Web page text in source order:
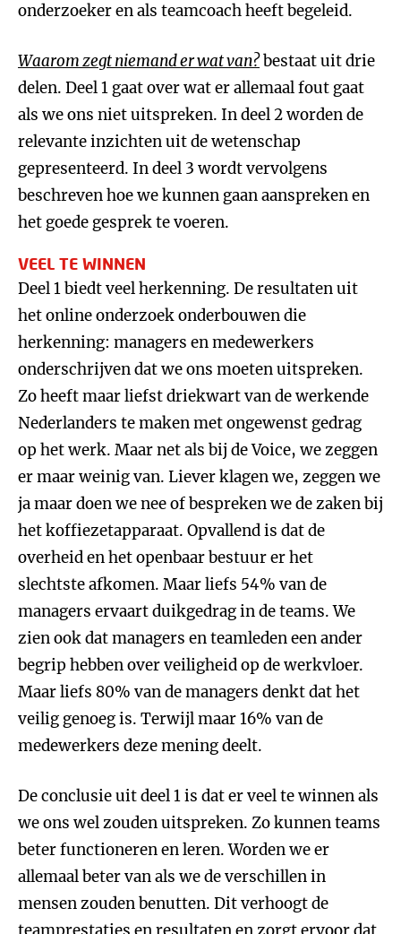
onderzoeker en als teamcoach heeft begeleid.
Waarom zegt niemand er wat van?bestaat uit drie
delen. Deel 1 gaat over wat er allemaal fout gaat
als we ons niet uitspreken. In deel 2 worden de
relevante inzichten uit de wetenschap
gepresenteerd. In deel 3 wordt vervolgens
beschreven hoe we kunnen gaan aanspreken en
het goede gesprek te voeren.
VEEL TE WINNEN
Deel 1 biedt veel herkenning. De resultaten uit
het online onderzoek onderbouwen die
herkenning: managers en medewerkers
onderschrijven dat we ons moeten uitspreken.
Zo heeft maar liefst driekwart van de werkende
Nederlanders te maken met ongewenst gedrag
op het werk. Maar net als bij de Voice, we zeggen
er maar weinig van. Liever klagen we, zeggen we
ja maar doen we nee of bespreken we de zaken bij
het koffiezetapparaat. Opvallend is dat de
overheid en het openbaar bestuur er het
slechtste afkomen. Maar liefs 54% van de
managers ervaart duikgedrag in de teams. We
zien ook dat managers en teamleden een ander
begrip hebben over veiligheid op de werkvloer.
Maar liefs 80% van de managers denkt dat het
veilig genoeg is. Terwijl maar 16% van de
medewerkers deze mening deelt.
De conclusie uit deel 1 is dat er veel te winnen als
we ons wel zouden uitspreken. Zo kunnen teams
beter functioneren en leren. Worden we er
allemaal beter van als we de verschillen in
mensen zouden benutten. Dit verhoogt de